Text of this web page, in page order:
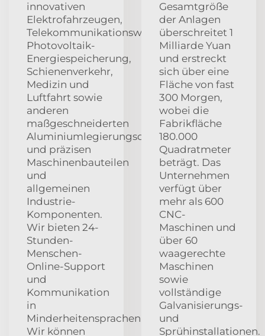
innovativen
Elektrofahrzeugen,
Telekommunikationswandler,
Photovoltaik-
Energiespeicherung,
Schienenverkehr,
Medizin und
Luftfahrt sowie
anderen
maßgeschneiderten
Aluminiumlegierungsdruckgussteilen
und präzisen
Maschinenbauteilen
und
allgemeinen
Industrie-
Komponenten.
Wir bieten 24-
Stunden-
Menschen-
Online-Support
und
Kommunikation
in
Minderheitensprachen.
Wir können
Gesamtgröße
der Anlagen
überschreitet 1
Milliarde Yuan
und erstreckt
sich über eine
Fläche von fast
300 Morgen,
wobei die
Fabrikfläche
180.000
Quadratmeter
beträgt. Das
Unternehmen
verfügt über
mehr als 600
CNC-
Maschinen und
über 60
waagerechte
Maschinen
sowie
vollständige
Galvanisierungs-
und
Sprühinstallationen.